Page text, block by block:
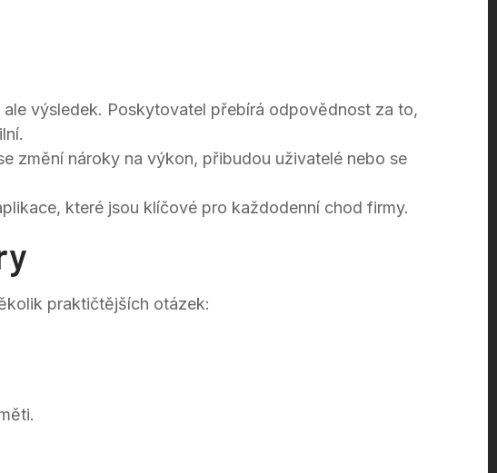
výsledek. Poskytovatel přebírá odpovědnost za to,
změní nároky na výkon, přibudou uživatelé nebo se
které jsou klíčové pro každodenní chod firmy.
praktičtějších otázek: